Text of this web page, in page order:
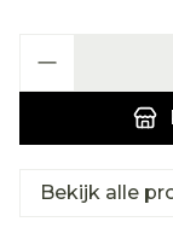
Bekijk alle